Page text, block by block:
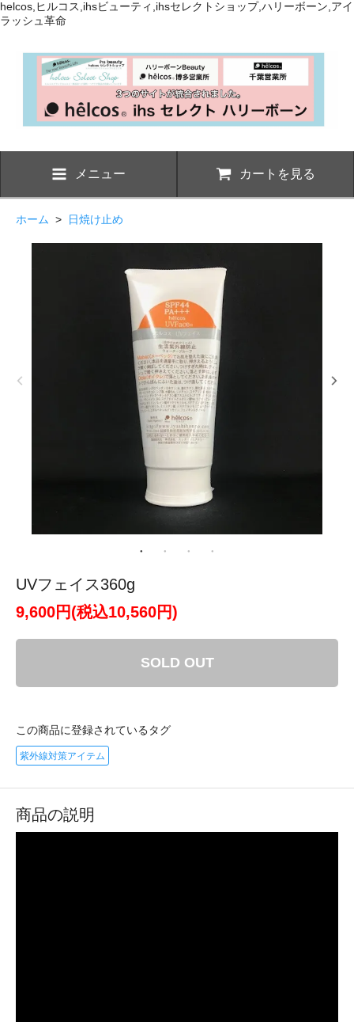
helcos,ヒルコス,ihsビューティ,ihsセレクトショップ,ハリーボーン,アイ
ラッシュ革命
メニュー カートを見る
ホーム > 日焼け止め
UVフェイス360g
9,600円(税込10,560円)
SOLD OUT
この商品に登録されているタグ
紫外線対策アイテム
商品の説明